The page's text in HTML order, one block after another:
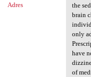
Adres
the
brain
only
have
of